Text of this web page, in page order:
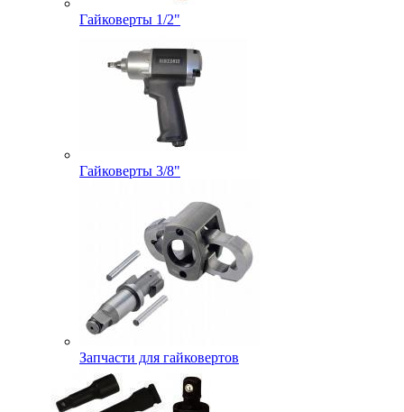
Гайковерты 1/2"
Гайковерты 3/8"
Запчасти для гайковертов